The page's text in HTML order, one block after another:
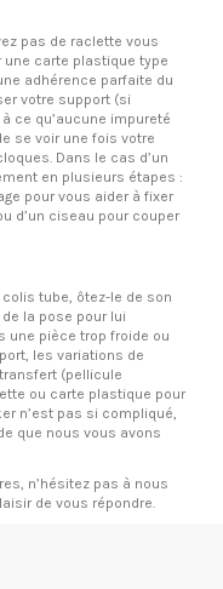
pas de raclette vous
une carte plastique type
adhérence parfaite du
votre support (si
ce qu’aucune impureté
se voir une fois votre
Dans le cas d’un
en plusieurs étapes :
pour vous aider à fixer
d’un ciseau pour couper
tube, ôtez-le de son
la pose pour lui
une pièce trop froide ou
les variations de
(pellicule
ou carte plastique pour
n’est pas si compliqué,
que nous vous avons
n’hésitez pas à nous
de vous répondre.